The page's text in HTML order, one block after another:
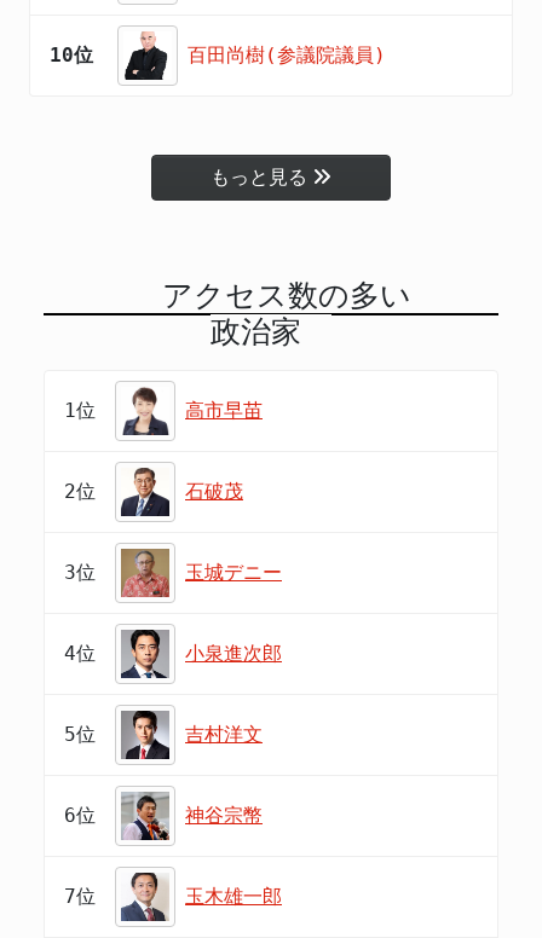
10位 百田尚樹(参議院議員)
もっと見る
アクセス数の多い
政治家
1位 高市早苗
2位 石破茂
3位 玉城デニー
4位 小泉進次郎
5位 吉村洋文
6位 神谷宗幣
7位 玉木雄一郎